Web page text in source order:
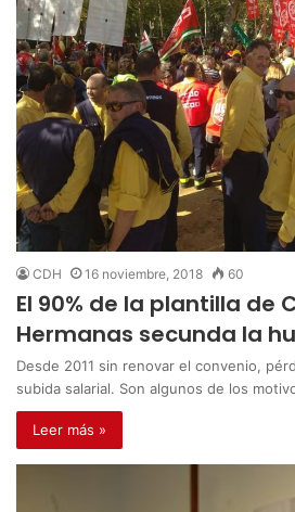
CDH 16 noviembre, 2018 60
El 90% de la plantilla de
Hermanas secunda la
Desde 2011 sin renovar el convenio,
subida salarial. Son algunos de los
Leer más »